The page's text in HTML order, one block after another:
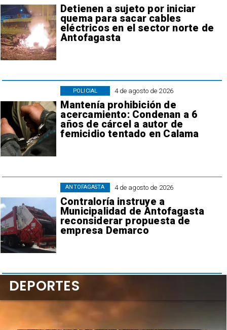
Detienen a sujeto por iniciar
quema para sacar cables
eléctricos en el sector norte de
Antofagasta
4 de agosto de 2026
Mantenía prohibición de
acercamiento: Condenan a 6
años de cárcel a autor de
femicidio tentado en Calama
POLICIAL
4 de agosto de 2026
Contraloría instruye a
Municipalidad de Antofagasta
reconsiderar propuesta de
empresa Demarco
ANTOFAGASTA
DEPORTES